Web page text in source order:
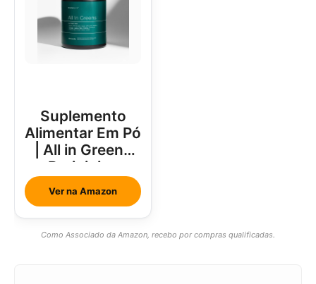
Suplemento
Alimentar Em Pó
| All in Greens
Brainjuice
Abacaxi Com
Hortelã
Ver na Amazon
Como Associado da Amazon, recebo por compras qualificadas.